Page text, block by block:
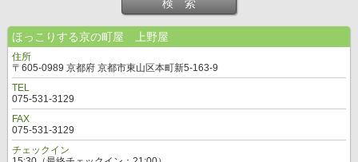
検 索
ほっこりする京の町屋 上野屋
住所
〒605-0989 京都府 京都市東山区本町新5-163-9
TEL
075-531-3129
FAX
075-531-3129
チェックイン